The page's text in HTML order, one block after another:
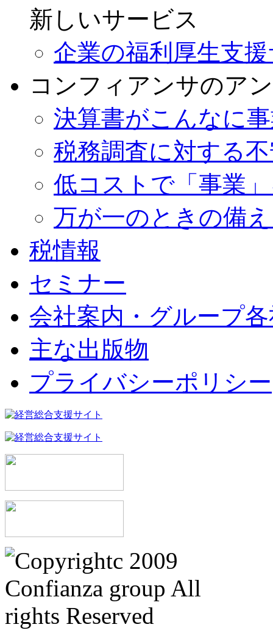
新しいサービス
企業の福利厚生支
コンフィアンサのア
決算書がこんなに
税務調査に対する
低コストで「事業
万が一のときの備
税情報
セミナー
会社案内・グループ
主な出版物
プライバシーポリシー